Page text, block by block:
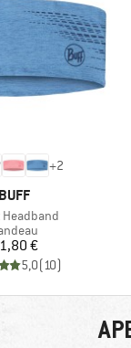
+2
MARQUE
BUFF
Headband
group
Prix€
5,0(10)